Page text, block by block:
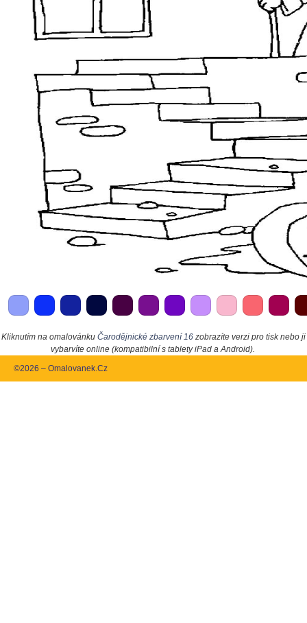
Kliknutím na omalovánku Čarodějnické zbarvení 16 zobrazíte verzi pro tisk nebo ji
vybarvíte online (kompatibilní s tablety iPad a Android).
©2026 – Omalovanek.Cz